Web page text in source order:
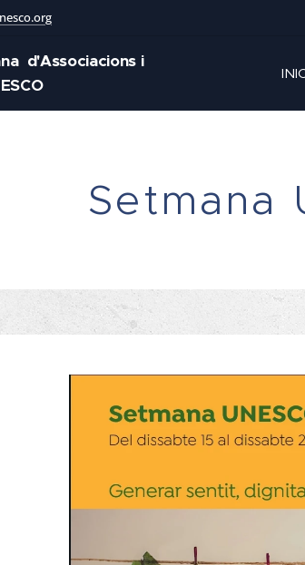
d'Associacions i
Setmana